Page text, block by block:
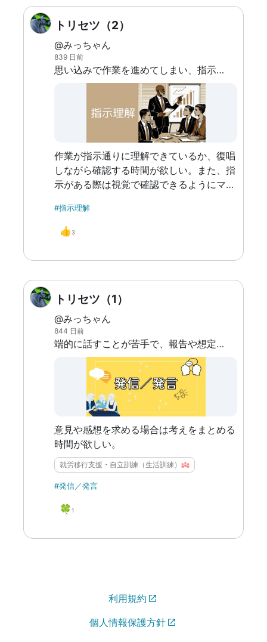
トリセツ（2）
@みっちゃん
839 日前
思い込みで作業を進めてしまい、指示や作業に抜け漏れが発生することがある。
作業が指示通りに理解できているか、復唱
しながら確認する時間が欲しい。また、指
示がある際は視覚で確認できるようにマニ
と分かりやすく、あとで見返すこともでき
るので安心。
#指示理解
👍 3
トリセツ（1）
@みっちゃん
844 日前
端的に話すことが苦手で、報告や想定外の質問に対して回答をする際、言葉がまとめられず長くなってしまう。
意見や感想を求める場合は考えをまとめる
時間が欲しい。
就労移行支援・自立訓練（生活訓練）
#発信／発言
🍀1
利用規約
個人情報保護方針